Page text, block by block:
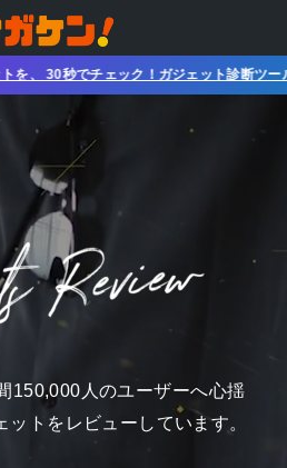
150,000人のユーザーへ心揺
トをレビューしています。